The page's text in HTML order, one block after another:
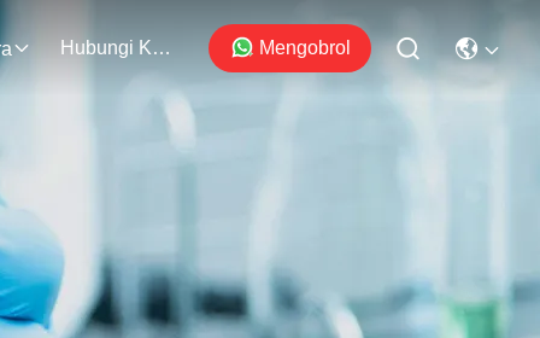
Hubungi Kami Mengobrol